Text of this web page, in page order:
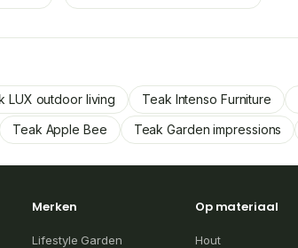
LUX outdoor living Teak Intenso Furniture
Teak Apple Bee Teak Garden impressions
Merken
Lifestyle Garden
Op materiaal
Hout